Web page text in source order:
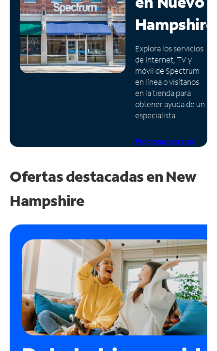
Administrar
cuenta
Encuentra
una
tienda
Hampshire
Explora los servicios
de Internet, TV y
móvil de Spectrum
en línea o visítanos
en la tienda para
obtener ayuda de un
especialista.
Programa una cita
Ofertas destacadas en New
Hampshire